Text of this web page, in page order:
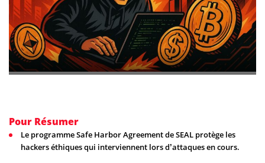
Pour Résumer
Le programme Safe Harbor Agreement de SEAL protège les
hackers éthiques qui interviennent lors d’attaques en cours.